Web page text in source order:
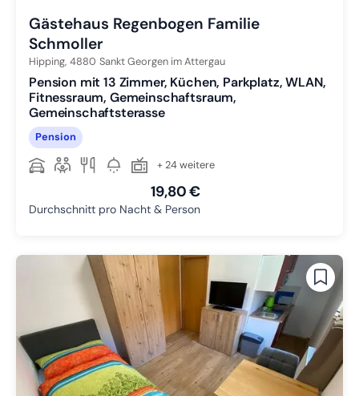
Gästehaus Regenbogen Familie
Schmoller
Hipping, 4880 Sankt Georgen im Attergau
Pension mit 13 Zimmer, Küchen, Parkplatz, WLAN,
Fitnessraum, Gemeinschaftsraum,
Gemeinschaftsterasse
Pension
+ 24 weitere
19,80 €
Durchschnitt pro Nacht & Person